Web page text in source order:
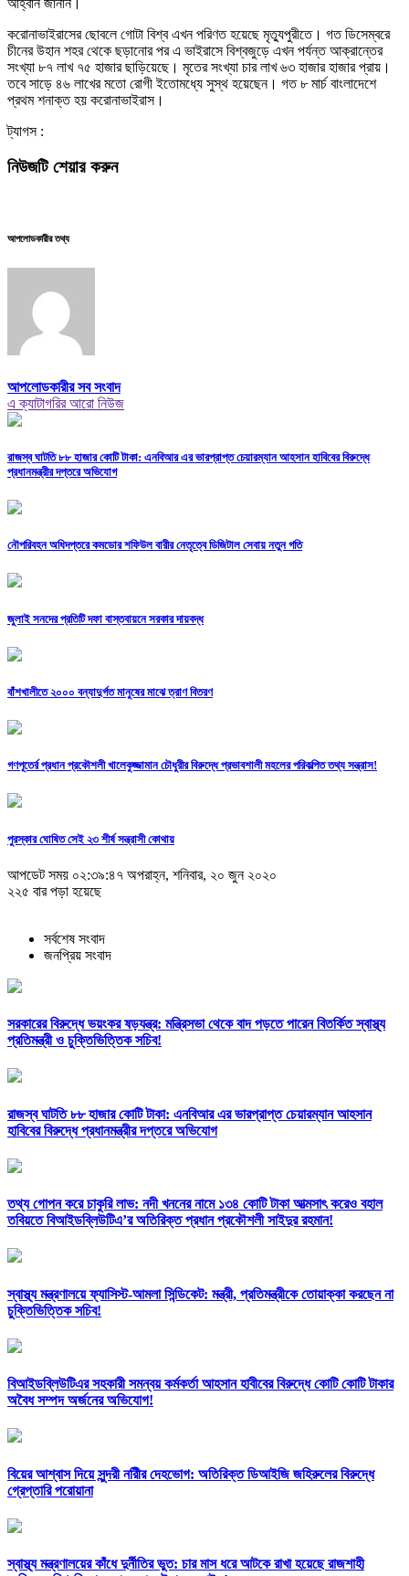
করোনাভাইরাসের ছোবলে গোটা বিশ্ব এখন পরিণত হয়েছে মৃত্যুপুরীতে। গত ডিসেম্বরে
চীনের উহান শহর থেকে ছড়ানোর পর এ ভাইরাসে বিশ্বজুড়ে এখন পর্যন্ত আক্রান্তের
সংখ্যা ৮৭ লাখ ৭৫ হাজার ছাড়িয়েছে। মৃতের সংখ্যা চার লাখ ৬৩ হাজার হাজার প্রায়।
তবে সাড়ে ৪৬ লাখের মতো রোগী ইতোমধ্যে সুস্থ হয়েছেন। গত ৮ মার্চ বাংলাদেশে
প্রথম শনাক্ত হয় করোনাভাইরাস।
ট্যাগস :
নিউজটি শেয়ার করুন
আপলোডকারীর তথ্য
আপলোডকারীর সব সংবাদ
এ ক্যাটাগরির আরো নিউজ
রাজস্ব ঘাটতি ৮৮ হাজার কোটি টাকা: এনবিআর এর ভারপ্রাপ্ত চেয়ারম্যান আহসান হাবিবের বিরুদ্ধে
প্রধানমন্ত্রীর দপ্তরে অভিযোগ
নৌপরিবহন অধিদপ্তরে কমডোর শফিউল বারীর নেতৃত্বে ডিজিটাল সেবায় নতুন গতি
জুলাই সনদের প্রতিটি দফা বাস্তবায়নে সরকার দায়বদ্ধ
বাঁশখালীতে ২০০০ বন্যাদুর্গত মানুষের মাঝে ত্রাণ বিতরণ
গণপূতের্র প্রধান প্রকৌশলী খালেকুজ্জামান চৌধুরীর বিরুদ্ধে প্রভাবশালী মহলের পরিকল্পিত তথ্য সন্ত্রাস!
পুরস্কার ঘোষিত সেই ২৩ শীর্ষ সন্ত্রাসী কোথায়
আপডেট সময় ০২:৩৯:৪৭ অপরাহ্ন, শনিবার, ২০ জুন ২০২০
২২৫ বার পড়া হয়েছে
সর্বশেষ সংবাদ
জনপ্রিয় সংবাদ
সরকারের বিরুদ্ধে ভয়ংকর ষড়যন্ত্র: মন্ত্রিসভা থেকে বাদ পড়তে পারেন বিতর্কিত স্বাস্থ্য
প্রতিমন্ত্রী ও চুক্তিভিত্তিক সচিব!
রাজস্ব ঘাটতি ৮৮ হাজার কোটি টাকা: এনবিআর এর ভারপ্রাপ্ত চেয়ারম্যান আহসান
হাবিবের বিরুদ্ধে প্রধানমন্ত্রীর দপ্তরে অভিযোগ
তথ্য গোপন করে চাকুরি লাভ: নদী খননের নামে ১৩৪ কোটি টাকা আত্মসাৎ করেও বহাল
তবিয়তে বিআইডব্লিউটিএ’র অতিরিক্ত প্রধান প্রকৌশলী সাইদুর রহমান!
স্বাস্থ্য মন্ত্রণালয়ে ফ্যাসিস্ট-আমলা সিন্ডিকেট: মন্ত্রী, প্রতিমন্ত্রীকে তোয়াক্কা করছেন না
চুক্তিভিত্তিক সচিব!
বিআইডব্লিউটিএর সহকারী সমন্বয় কর্মকর্তা আহসান হাবীবের বিরুদ্ধে কোটি কোটি টাকার
অবৈধ সম্পদ অর্জনের অভিযোগ!
বিয়ের আশ্বাস দিয়ে সুন্দরী নরিীর দেহভোগ: অতিরিক্ত ডিআইজি জহিরুলের বিরুদ্ধে
গ্রেপ্তারি পরোয়ানা
স্বাস্থ্য মন্ত্রণালয়ের কাঁধে দুর্নীতির ভুত: চার মাস ধরে আটকে রাখা হয়েছে রাজশাহী